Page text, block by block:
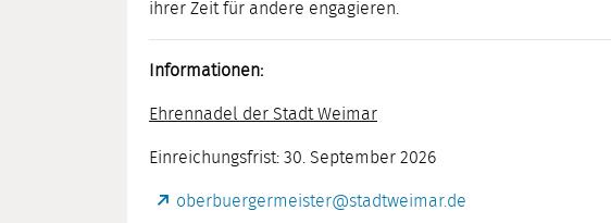
ihrer Zeit für andere engagieren.
Informationen:
Ehrennadel der Stadt Weimar
Einreichungsfrist: 30. September 2026
oberbuergermeister@stadtweimar.de